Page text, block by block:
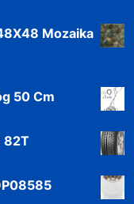
Mozaika
50 Cm
82T